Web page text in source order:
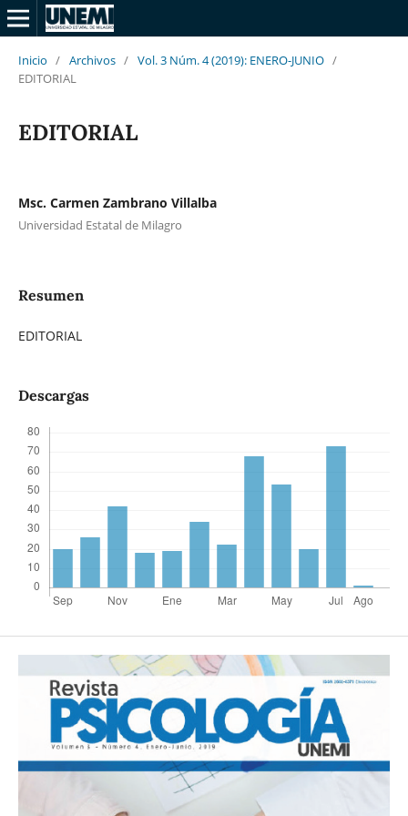
Inicio / Archivos / Vol. 3 Núm. 4 (2019): ENERO-JUNIO /
EDITORIAL
EDITORIAL
Msc. Carmen Zambrano Villalba
Universidad Estatal de Milagro
Resumen
EDITORIAL
Descargas